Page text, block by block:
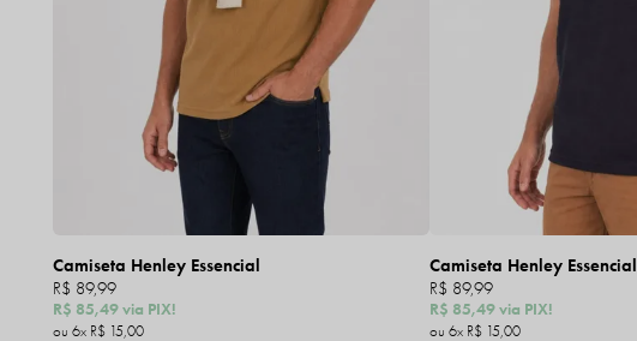
Camiseta Henley Essencial
R$ 85,49via PIX!
R$ 89,99
6x R$ 15,00
Camiseta Henley Essencial
R$ 85,49via PIX!
R$ 89,99
6x R$ 15,00